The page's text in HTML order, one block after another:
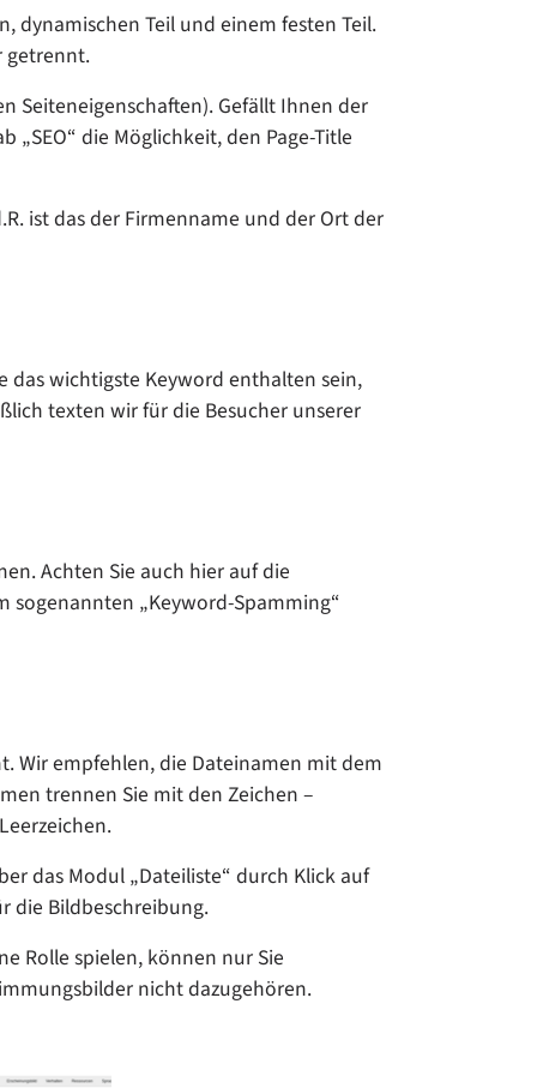
dynamischen Teil und einem festen Teil.
getrennt.
Seiteneigenschaften). Gefällt Ihnen der
„SEO“ die Möglichkeit, den Page-Title
ist das der Firmenname und der Ort der
das wichtigste Keyword enthalten sein,
texten wir für die Besucher unserer
Achten Sie auch hier auf die
sogenannten „Keyword-Spamming“
Wir empfehlen, die Dateinamen mit dem
trennen Sie mit den Zeichen –
das Modul „Dateiliste“ durch Klick auf
die Bildbeschreibung.
Rolle spielen, können nur Sie
nicht dazugehören.